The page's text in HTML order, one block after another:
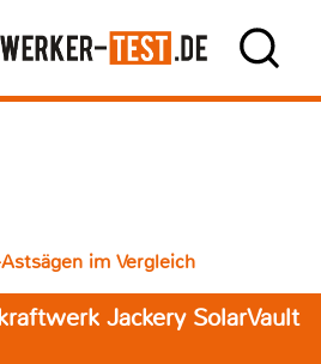
im Vergleich
Jackery SolarVault